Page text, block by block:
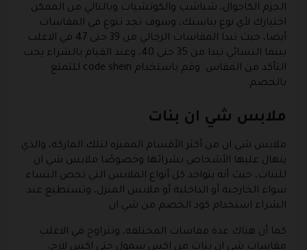
الجزم الكاجوال، شباشب والكوتشيات وبالتالي من الممكن
اختيارك لأي نوع يناسبك، وسوف تجد تنوع في المقاسات
أيضا، حيث تبدا المقاسات الرجالي من 39 حتى 47 في الاغلب
بينما النسائي تبدا من 35 حتى 40، وعند القيام بالشراء يجب
التأكد من المقاس وقم باستخدام code shein للتمتع
بالخصم.
ملابس شي ان بنات
ملابس شي ان من أكثر الأقسام المميزه لتلك الماركه، والذي
ينهال عليها الأشخاص بشرائها وخصوصًا ملابس شي ان
للبنات، حيث أنه يتواجد كل أنواع الملابس التي تخص النساء
سواء الخارجية أو الداخلية أو ملابس المنزل، وتستطيع عند
الشراء استخدام كود الخصم من شي ان.
كما أن هناك عدة مقاسات المختلفه، وتتراوح في الاغلب
مقاسات شي ان بنات من اكس سمول حتى اكس لارج،